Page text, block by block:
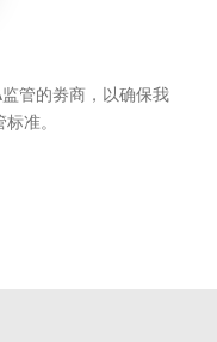
管的劵商，以确保我
准。